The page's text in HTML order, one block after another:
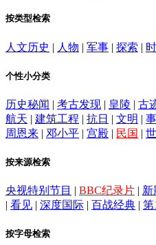
按类型检索
人文历史 | 人物 | 军事 | 探索 |
个性小分类
历史秘闻 | 考古发现 | 皇陵 | 古
航天 | 建筑工程 | 抗日 | 文明 |
周恩来 | 邓小平 | 宫殿 | 民国 |
按来源检索
央视特别节目 | BBC纪录片 | 新
| 看见 | 深度国际 | 百战经典 | 第
按字母检索